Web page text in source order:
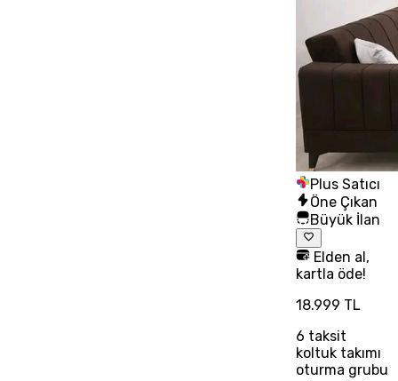
Plus Satıcı
Öne Çıkan
Büyük İlan
Elden al,
kartla öde!
18.999 TL
6 taksit
koltuk takımı
oturma grubu